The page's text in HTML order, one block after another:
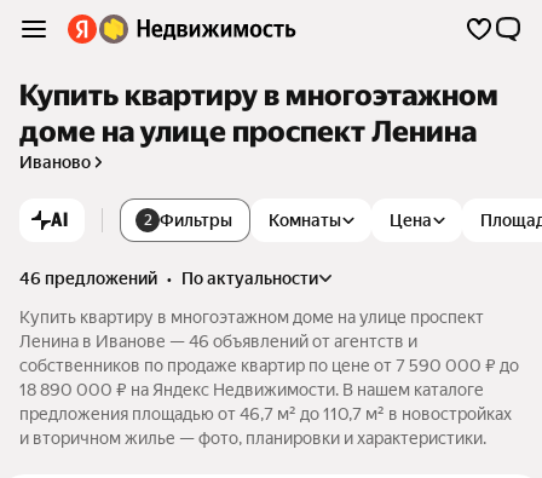
Купить квартиру в многоэтажном
доме на улице проспект Ленина
Иваново
AI 2 Фильтры Комнаты Цена
46 предложений •
по актуальности
Купить квартиру в многоэтажном доме на улице проспект
Ленина в Иванове — 46 объявлений от агентств и
собственников по продаже квартир по цене от 7 590 000 ₽ до
18 890 000 ₽ на Яндекс Недвижимости. В нашем каталоге
предложения площадью от 46,7 м² до 110,7 м² в новостройках
и вторичном жилье — фото, планировки и характеристики.